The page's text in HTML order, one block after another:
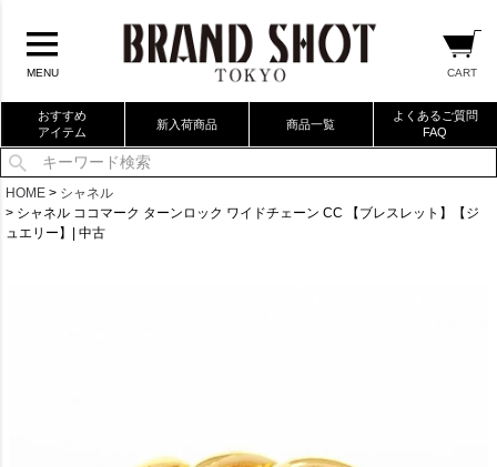
MENU CART
おすすめ
アイテム
新入荷商品 商品一覧
よくあるご質問
FAQ
当店厳選ブランドバック
当店厳選ブランドジュエリー
HOME
シャネル
シャネル ココマーク ターンロック ワイドチェーン CC 【ブレスレット】【ジ
ュエリー】| 中古